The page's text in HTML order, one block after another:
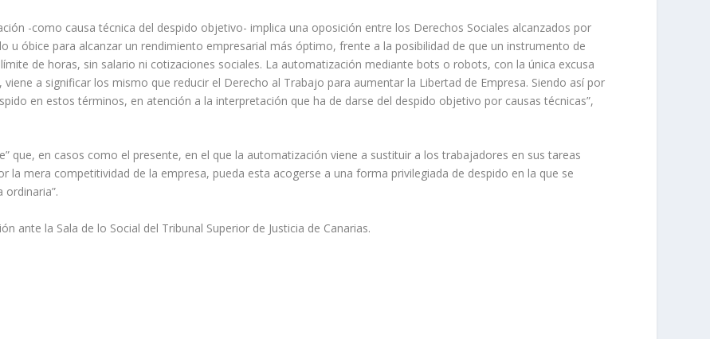
-como causa técnica del despido objetivo- implica una oposición entre los Derechos Sociales alcanzados por
u óbice para alcanzar un rendimiento empresarial más óptimo, frente a la posibilidad de que un instrumento de
de horas, sin salario ni cotizaciones sociales. La automatización mediante bots o robots, con la única excusa
a significar los mismo que reducir el Derecho al Trabajo para aumentar la Libertad de Empresa. Siendo así por
en estos términos, en atención a la interpretación que ha de darse del despido objetivo por causas técnicas”,
que, en casos como el presente, en el que la automatización viene a sustituir a los trabajadores en sus tareas
la mera competitividad de la empresa, pueda esta acogerse a una forma privilegiada de despido en la que se
ante la Sala de lo Social del Tribunal Superior de Justicia de Canarias.